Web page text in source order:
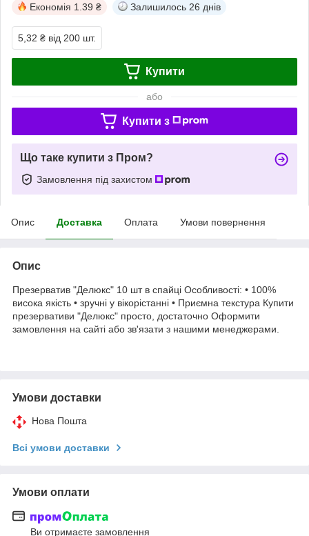
Економія 1.39 ₴ Залишилось 26 днів
5,32 ₴ від 200 шт.
Купити
або
Купити з
Що таке купити з Пром?
Замовлення під захистом
Опис Доставка Оплата Умови повернення
Опис
Презерватив "Делюкс" 10 шт в спайці Особливості: • 100%
висока якість • зручні у вікорістанні • Приємна текстура Купити
презервативи "Делюкс" просто, достаточно Оформити
замовлення на сайті або зв'язати з нашими менеджерами.
Умови доставки
Нова Пошта
Всі умови доставки
Умови оплати
Ви отримаєте замовлення